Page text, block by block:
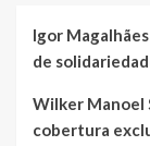
Igor
de
Wilker Manoel
cobertura